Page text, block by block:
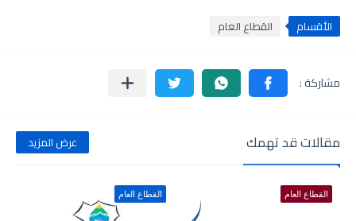
الأقسام القطاع العام
مقالات قد تهمك عرض المزيد
القطاع العام القطاع العام